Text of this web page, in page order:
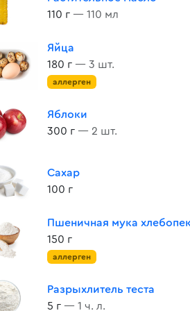
110 г — 110 мл
Яйца
180 г — 3 шт.
аллерген
Яблоки
300 г — 2 шт.
Сахар
100 г
Пшеничная мука
150 г
аллерген
Разрыхлитель теста
5 г — 1 ч. л.